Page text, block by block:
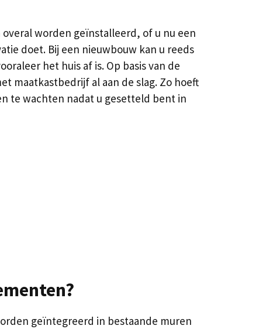
worden geïnstalleerd, of u nu een
doet. Bij een nieuwbouw kan u reeds
het huis af is. Op basis van de
maatkastbedrijf al aan de slag. Zo hoeft
te wachten nadat u gesetteld bent in
geïntegreerd in bestaande muren